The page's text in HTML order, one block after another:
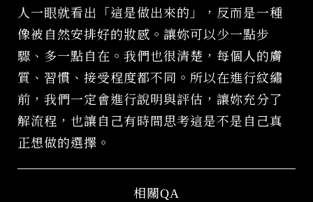
人一眼就看出「這是做出來的」，反而是一種
像被自然安排好的妝感。讓妳可以少一點步
驟、多一點自在。我們也很清楚，每個人的膚
質、習慣、接受程度都不同。所以在進行紋繡
前，我們一定會進行說明與評估，讓妳充分了
解流程，也讓自己有時間思考這是不是自己真
正想做的選擇。
相關QA